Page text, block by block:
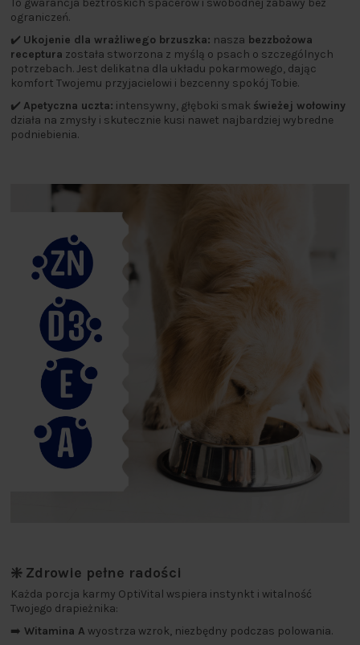
ograniczeń.
✔️ Ukojenie dla wrażliwego brzuszka: nasza bezzbożowa
receptura została stworzona z myślą o psach o szczególnych
potrzebach. Jest delikatna dla układu pokarmowego, dając
komfort Twojemu przyjacielowi i bezcenny spokój Tobie.
✔️ Apetyczna uczta: intensywny, głęboki smak świeżej wołowiny
działa na zmysły i skutecznie kusi nawet najbardziej wybredne
podniebienia.
❇️ Zdrowie pełne radości
Każda porcja karmy OptiVital wspiera instynkt i witalność
Twojego drapieżnika:
➡️ Witamina A wyostrza wzrok, niezbędny podczas polowania.